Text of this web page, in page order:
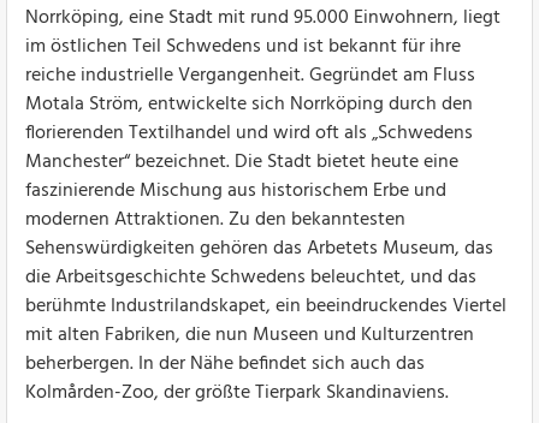
Norrköping, eine Stadt mit rund 95.000 Einwohnern, liegt
im östlichen Teil Schwedens und ist bekannt für ihre
reiche industrielle Vergangenheit. Gegründet am Fluss
Motala Ström, entwickelte sich Norrköping durch den
florierenden Textilhandel und wird oft als „Schwedens
Manchester“ bezeichnet. Die Stadt bietet heute eine
faszinierende Mischung aus historischem Erbe und
modernen Attraktionen. Zu den bekanntesten
Sehenswürdigkeiten gehören das Arbetets Museum, das
die Arbeitsgeschichte Schwedens beleuchtet, und das
berühmte Industrilandskapet, ein beeindruckendes Viertel
mit alten Fabriken, die nun Museen und Kulturzentren
beherbergen. In der Nähe befindet sich auch das
Kolmården-Zoo, der größte Tierpark Skandinaviens.